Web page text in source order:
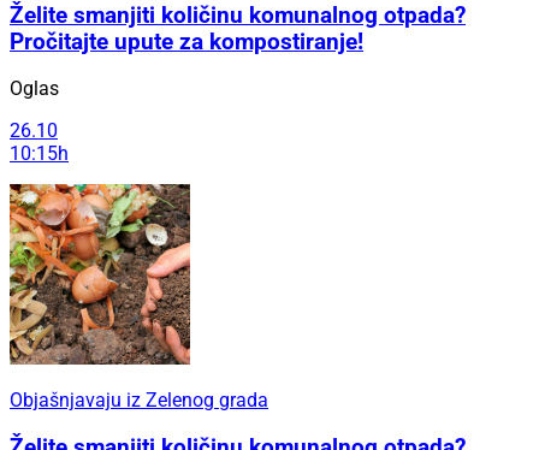
Želite smanjiti količinu komunalnog otpada?
Pročitajte upute za kompostiranje!
Oglas
26.10
10:15h
Objašnjavaju iz Zelenog grada